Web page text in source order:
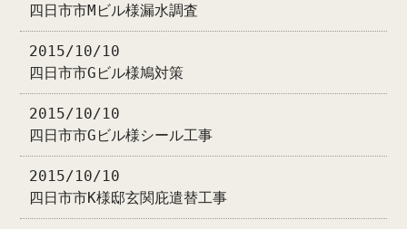
四日市市Mビル様漏水調査
2015/10/10
四日市市Gビル様鳩対策
2015/10/10
四日市市Gビル様シール工事
2015/10/10
四日市市K様邸玄関庇遣替工事